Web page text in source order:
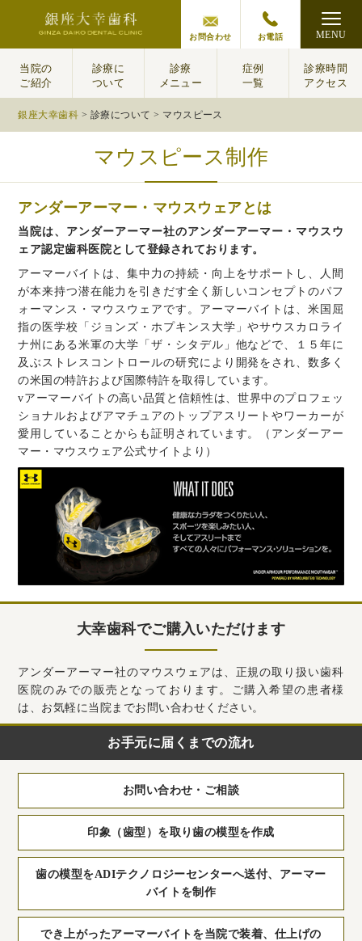
お問合わせ お電話 MENU
当院の
ご紹介
診療に
ついて
診療
メニュー
症例
一覧
診療時間
アクセス
銀座大幸歯科 > 診療について > マウスピース
マウスピース制作
アンダーアーマー・マウスウェアとは
当院は、アンダーアーマー社のアンダーアーマー・マウスウ
ェア認定歯科医院として登録されております。
アーマーバイトは、集中力の持続・向上をサポートし、人間
が本来持つ潜在能力を引きだす全く新しいコンセプトのパフ
ォーマンス・マウスウェアです。アーマーバイトは、米国屈
指の医学校「ジョンズ・ホプキンス大学」やサウスカロライ
ナ州にある米軍の大学「ザ・シタデル」他などで、１５年に
及ぶストレスコントロールの研究により開発をされ、数多く
の米国の特許および国際特許を取得しています。
vアーマーバイトの高い品質と信頼性は、世界中のプロフェッ
ショナルおよびアマチュアのトップアスリートやワーカーが
愛用していることからも証明されています。（アンダーアー
マー・マウスウェア公式サイトより）
大幸歯科でご購入いただけます
アンダーアーマー社のマウスウェアは、正規の取り扱い歯科
医院のみでの販売となっております。ご購入希望の患者様
は、お気軽に当院までお問い合わせください。
お手元に届くまでの流れ
お問い合わせ・ご相談
印象（歯型）を取り歯の模型を作成
歯の模型をADIテクノロジーセンターへ送付、アーマー
バイトを制作
でき上がったアーマーバイトを当院で装着、仕上げの